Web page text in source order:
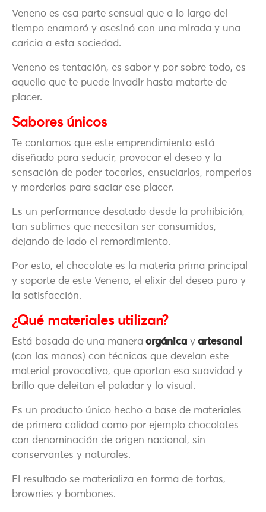
Veneno es esa parte sensual que a lo largo del
tiempo enamoró y asesinó con una mirada y una
caricia a esta sociedad.
Veneno es tentación, es sabor y por sobre todo, es
aquello que te puede invadir hasta matarte de
placer.
Sabores únicos
Te contamos que este emprendimiento está
diseñado para seducir, provocar el deseo y la
sensación de poder tocarlos, ensuciarlos, romperlos
y morderlos para saciar ese placer.
Es un performance desatado desde la prohibición,
tan sublimes que necesitan ser consumidos,
dejando de lado el remordimiento.
Por esto, el chocolate es la materia prima principal
y soporte de este Veneno, el elixir del deseo puro y
la satisfacción.
¿Qué materiales utilizan?
Está basada de una manera orgánica y artesanal
(con las manos) con técnicas que develan este
material provocativo, que aportan esa suavidad y
brillo que deleitan el paladar y lo visual.
Es un producto único hecho a base de materiales
de primera calidad como por ejemplo chocolates
con denominación de origen nacional, sin
conservantes y naturales.
El resultado se materializa en forma de tortas,
brownies y bombones.